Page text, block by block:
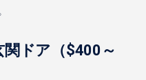
ドア（$400～